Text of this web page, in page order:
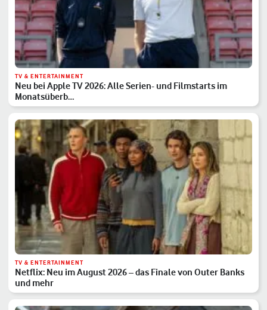
TV & ENTERTAINMENT
Neu bei Apple TV 2026: Alle Serien- und Filmstarts im
Monatsüberb…
TV & ENTERTAINMENT
Netflix: Neu im August 2026 – das Finale von Outer Banks
und mehr